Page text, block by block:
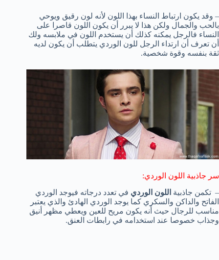
– وقد يكون ارتباط النساء بهذا اللون لأنه لون رقيق ويوحي
بالحب والجمال ولكن هذا لا يبرر أن يكون اللون قاصرا على
النساء فالرجل يمكنه كذلك أن يستخدم اللون في ملابسه ولك
أن تعرف أن ارتداء الرجل للون الوردي يتطلب أن يكون لديه
ثقة بنفسه وقوة شخصية.
سر جاذبية اللون الوردي:
– تكمن جاذبية اللون الوردي في تعدد درجاته فيوجد الوردي
الفاتح والداكن والسكري كما يوجد الوردي الهادئ والذي يعتبر
مناسب للرجال حيث أنه يكون مريح للعين ويعطي مظهر أنيق
وجذاب خصوصا عند استخدامه في رابطات العنق.